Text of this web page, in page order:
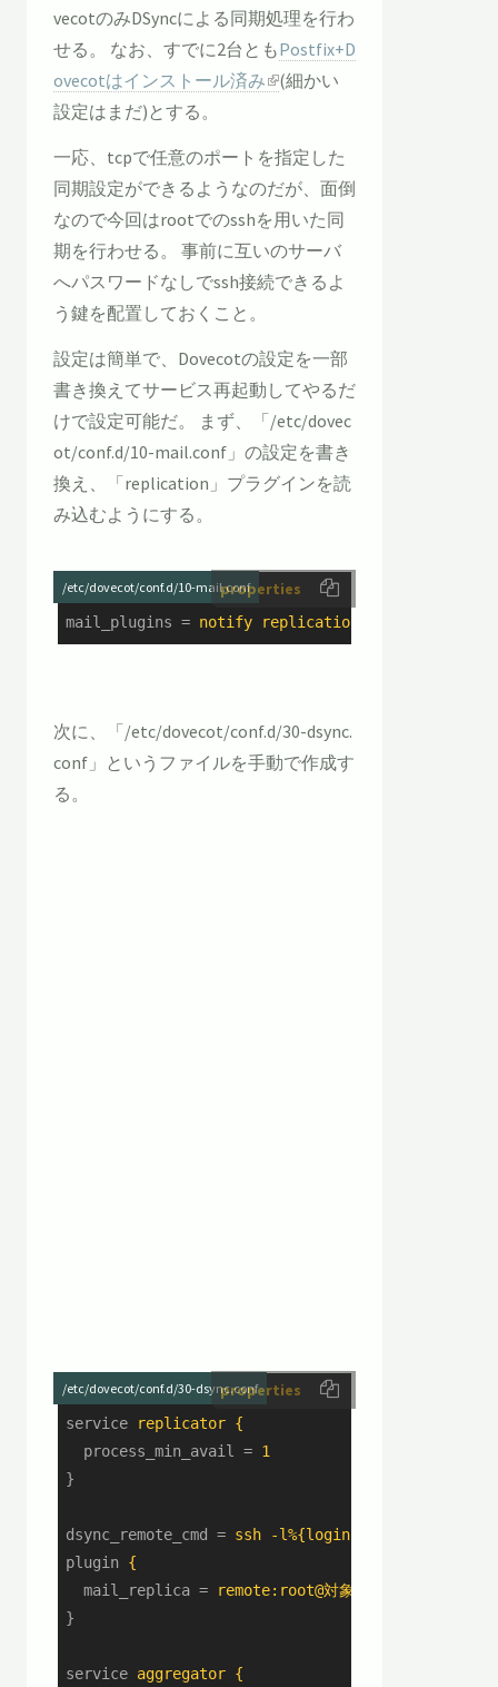
vecotのみDSyncによる同期処理を行わ
せる。 なお、すでに2台ともPostfix+D
ovecotはインストール済み
(細かい
設定はまだ)とする。
一応、tcpで任意のポートを指定した
同期設定ができるようなのだが、面倒
なので今回はrootでのsshを用いた同
期を行わせる。 事前に互いのサーバ
へパスワードなしでssh接続できるよ
う鍵を配置しておくこと。
設定は簡単で、Dovecotの設定を一部
書き換えてサービス再起動してやるだ
けで設定可能だ。 まず、「/etc/dovec
ot/conf.d/10-mail.conf」の設定を書き
換え、「replication」プラグインを読
み込むようにする。
/etc/dovecot/conf.d/10-mail.confproperties
mail_plugins = notify replication
次に、「/etc/dovecot/conf.d/30-dsync.
conf」というファイルを手動で作成す
る。
/etc/dovecot/conf.d/30-dsync.confproperties
service
replicator {
process_min_avail
= 1
}
dsync_remote_cmd = ssh -l%{login} %{host}
plugin {
mail_replica =
remote:root@対象サーバ
}
service aggregator {